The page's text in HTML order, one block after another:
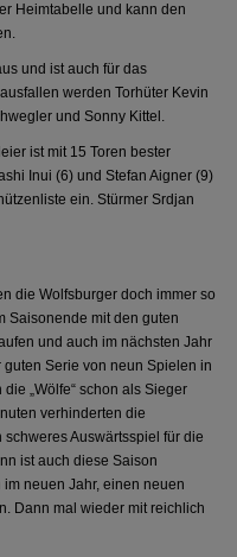
Heimtabelle und kann den
und ist auch für das
werden Torhüter Kevin
und Sonny Kittel.
ist mit 15 Toren bester
Inui (6) und Stefan Aigner (9)
ein. Stürmer Srdjan
die Wolfsburger doch immer so
Saisonende mit den guten
und auch im nächsten Jahr
Serie von neun Spielen in
„Wölfe“ schon als Sieger
verhinderten die
Auswärtsspiel für die
ist auch diese Saison
neuen Jahr, einen neuen
Dann mal wieder mit reichlich